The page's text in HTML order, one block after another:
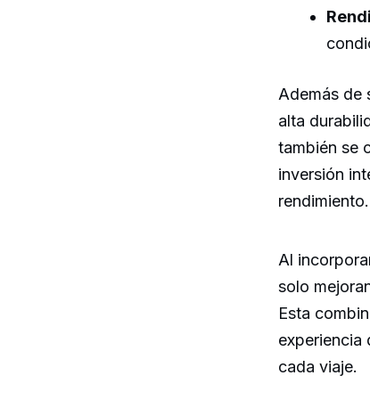
Además de
alta
también se
inversión
rendimiento.
Al
solo
Esta
experiencia
cada viaje.